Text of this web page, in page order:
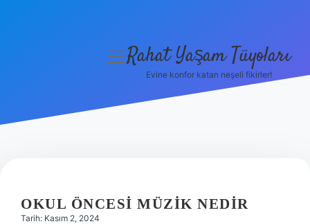
Hakkımızda
menüyü
Rahat Yaşam Tüyoları
Evine konfor katan neşeli fikirler!
OKUL ÖNCESI MÜZIK NEDIR
Tarih: Kasım 2, 2024